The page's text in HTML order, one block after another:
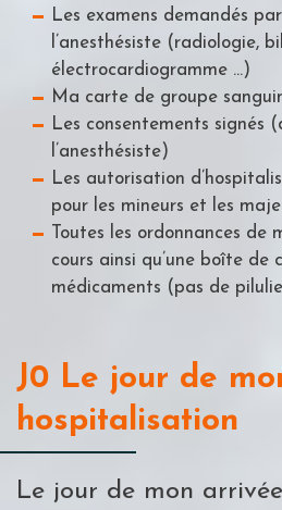
Les examens demandés
l’anesthésiste (radiologie,
électrocardiogramme …)
Ma carte de groupe
Les consentements signés
l’anesthésiste)
Les autorisation
pour les mineurs et les
Toutes les ordonnances de
cours ainsi qu’une boîte de
médicaments (pas de
J0 Le jour de
hospitalisation
Le jour de mon